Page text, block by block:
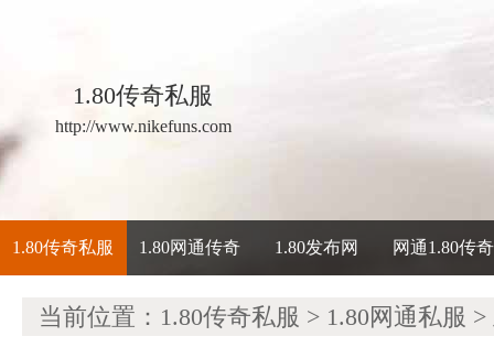
1.80传奇私服
http://www.nikefuns.com
1.80传奇私服 1.80网通传奇 1.80发布网 网通1.80传奇
当前位置： 1.80传奇私服 > 1.80网通私服 >